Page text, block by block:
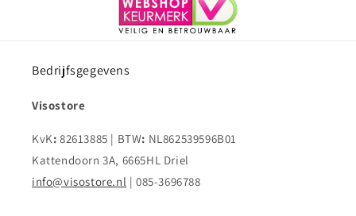
Bedrijfsgegevens
Visostore
KvK: 82613885 | BTW: NL862539596B01
Kattendoorn 3A, 6665HL Driel
info@visostore.nl | 085-3696788